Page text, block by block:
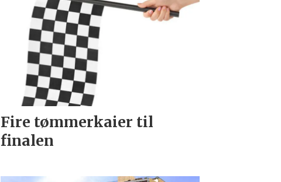
Fire tømmerkaier til
finalen